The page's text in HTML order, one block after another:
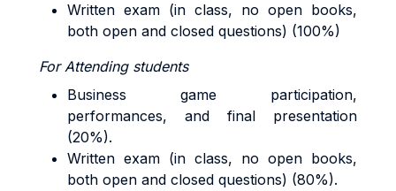
Written exam (in class, no open books,
both open and closed questions) (100%)
For Attending students
Business game participation,
performances, and final presentation
(20%).
Written exam (in class, no open books,
both open and closed questions) (80%).